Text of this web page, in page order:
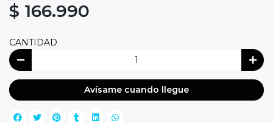
$ 166.990
CANTIDAD
Avísame cuando llegue